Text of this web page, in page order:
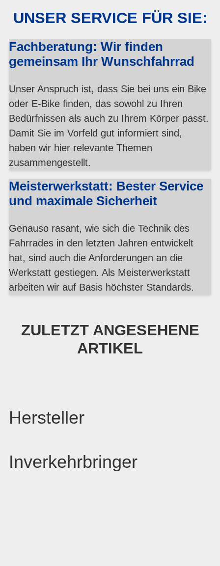
UNSER SERVICE FÜR SIE:
Fachberatung: Wir finden
gemeinsam Ihr Wunschfahrrad
Unser Anspruch ist, dass Sie bei uns ein Bike
oder E-Bike finden, das sowohl zu Ihren
Bedürfnissen als auch zu Ihrem Körper passt.
Damit Sie im Vorfeld gut informiert sind,
haben wir hier relevante Themen
zusammengestellt.
Meisterwerkstatt: Bester Service
und maximale Sicherheit
Genauso rasant, wie sich die Technik des
Fahrrades in den letzten Jahren entwickelt
hat, sind auch die Anforderungen an die
Werkstatt gestiegen. Als Meisterwerkstatt
arbeiten wir auf Basis höchster Standards.
ZULETZT ANGESEHENE
ARTIKEL
Hersteller
Inverkehrbringer